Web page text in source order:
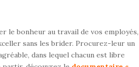
le bonheur au travail de vos employés,
sans les brider. Procurez-leur un
dans lequel chacun est libre